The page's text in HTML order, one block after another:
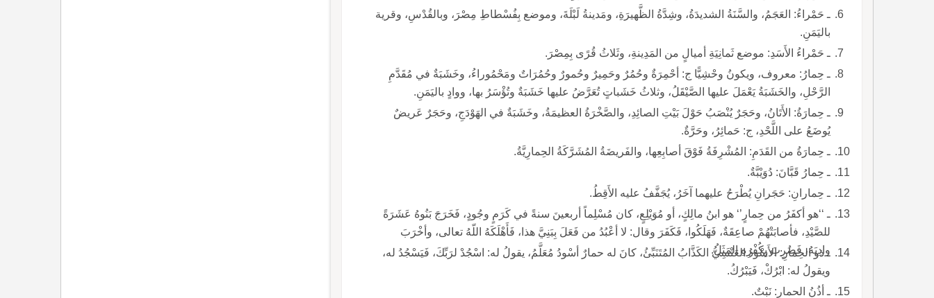
ـ حَمْراءُ: العَجَمُ، والسَّنَةُ الشديدَةُ، وشِدَّةُ الظَّهيرَةِ، ومَدينةُ لَبْلَةَ، وموضع بِفُسْطاطِ مِصْرَ، وبالقُدْسِ، وقرية
باليَمَنِ.
ـ حَمْراءُ الأَسَدِ: موضع ثَمانِيَةِ أميالٍ من المَدِينةِ، وثَلاثُ قُرًى بِمِصْرَ.
ـ حِمارُ: معروف، ويكونُ وحْشِيًّا ج: أحْمِرَةٌ وحُمُرٌ وحَمِيرٌ وحُمورٌ وحُمُرَاتٌ ومَحْمُوراءُ، وخَشَبَةٌ في مُقَدَّمِ
الرَّحْلِ، والخَشَبَةُ يَعْمَلَ عليها الصَّيْقَلُ، وثلاثُ خَشَباتٍ تُعَرَّضُ عليها خَشَبَةٌ وتُؤْسَرُ بها، ووادٍ باليَمَنِ.
ـ حِمارَةُ: الأَتَانُ، وحَجَرٌ يُنْصَبُ حَوْلَ بَيْتِ الصائِدِ، والصَّخْرَةُ العظيمَةُ، وخَشَبَةٌ في الهَوْدَجِ، وحَجَرٌ عَريضٌ
يُوضَعُ على اللَّحْدِ، ج: حَمائِرُ، وحَرَّةٌ.
ـ حِمارَةُ من القَدَمِ: المُشْرِفَةُ فَوْقَ أصابِعِها، والفَريضَةُ المُشَرَّكَةُ الحِمارِيَّةُ.
ـ حِمارُ قَبَّانَ: دُوَيْبَّةٌ.
ـ حِمارانِ: حَجَرانِ يُطْرَحُ عليهما آخَرُ، يُجَفَّفُ عليه الأَقِطُ.
ـ ‘‘هو أكفَرُ من حِمارٍ’‘ هو ابنُ مالِكٍ، أو مُوَيْلِعٍ، كان مُسْلِماً أربعينَ سنةً في كَرَمٍ وجُودٍ، فَخَرَجَ بَنُوهُ عَشَرَةً
للصَّيْدِ، فأصابَتْهُمْ صاعِقَةٌ، فَهَلَكُوا، فَكَفَرَ وقال: لا أعْبُدُ من فَعَلَ بِبَنِيَّ هذا، فَأَهْلَكَهُ اللّهُ تعالى، وأخْرَبَ
وادِيَهُ، فَضُرِبَ بِكُفْرِهِ المَثَلُ.
ـ ذو الحِمارِ: الأَسْودُ العَنْسِيُّ الكَذَّابُ المُتَنَبِّئُ، كانَ له حمارٌ أسْودُ مُعَلَّمُ، يقولُ له: اسْجُدْ لرَبِّكَ، فَيَسْجُدُ له،
ويقولُ له: ابْرُكْ، فَيَبْرُكُ.
ـ أذُنُ الحمارِ: نَبْتٌ.